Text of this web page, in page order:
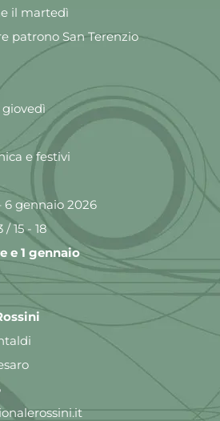
il martedì
patrono San Terenzio
e festivi
6 gennaio 2026
15 - 18
e 1 gennaio